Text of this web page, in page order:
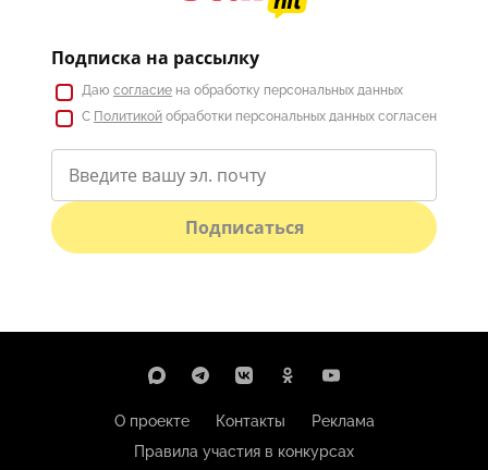
Подписка на рассылку
Даю согласие на обработку персональных данных
С Политикой обработки персональных данных согласен
Подписаться
О проекте Контакты
Реклама
Правила участия в конкурсах